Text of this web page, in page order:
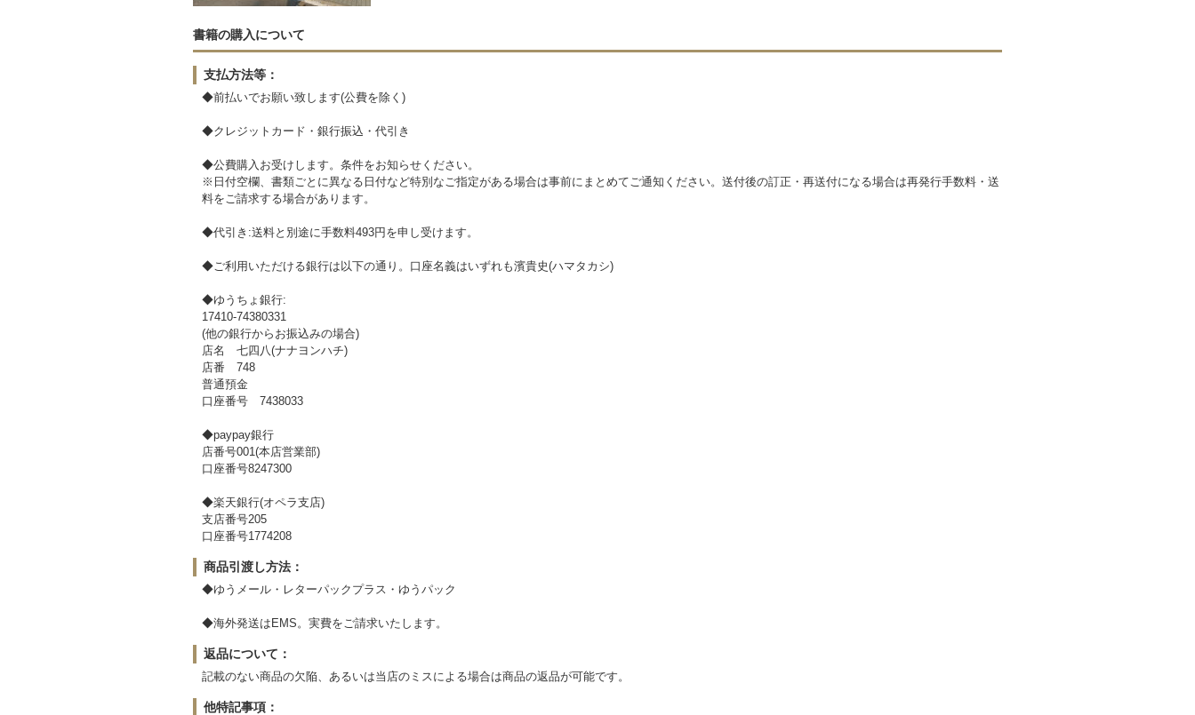
書籍の購入について
支払方法等：
◆前払いでお願い致します(公費を除く)
◆クレジットカード・銀行振込・代引き
◆公費購入お受けします。条件をお知らせください。
※日付空欄、書類ごとに異なる日付など特別なご指定がある場合は事前にまとめてご通知ください。送付後の訂正・再送付になる場合は再発行手数料・送
料をご請求する場合があります。
◆代引き:送料と別途に手数料493円を申し受けます。
◆ご利用いただける銀行は以下の通り。口座名義はいずれも濱貴史(ハマタカシ)
◆ゆうちょ銀行:
17410-74380331
(他の銀行からお振込みの場合)
店名 七四八(ナナヨンハチ)
店番 748
普通預金
口座番号 7438033
◆paypay銀行
店番号001(本店営業部)
口座番号8247300
◆楽天銀行(オペラ支店)
支店番号205
口座番号1774208
商品引渡し方法：
◆ゆうメール・レターパックプラス・ゆうパック
◆海外発送はEMS。実費をご請求いたします。
返品について：
記載のない商品の欠陥、あるいは当店のミスによる場合は商品の返品が可能です。
他特記事項：